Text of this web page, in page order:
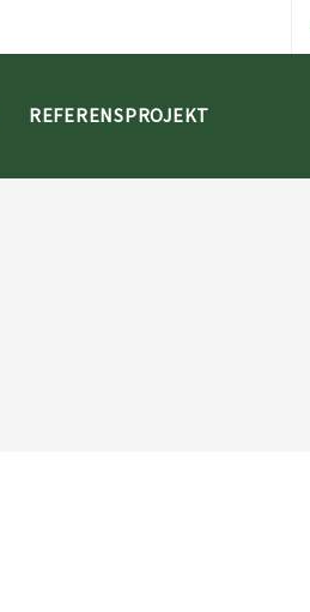
REFERENSPROJEKT